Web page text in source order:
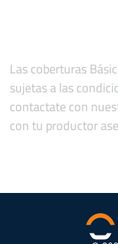
Las coberturas
sujetas a las
contactate con
con tu productor